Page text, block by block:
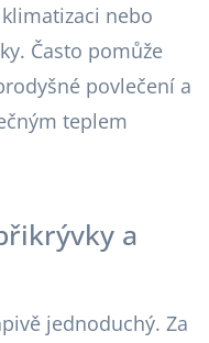
nebo
Často pomůže
povlečení a
teplem
a
jednoduchý. Za